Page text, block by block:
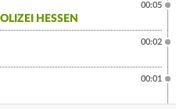
HESSEN
00:05
00:02
00:01